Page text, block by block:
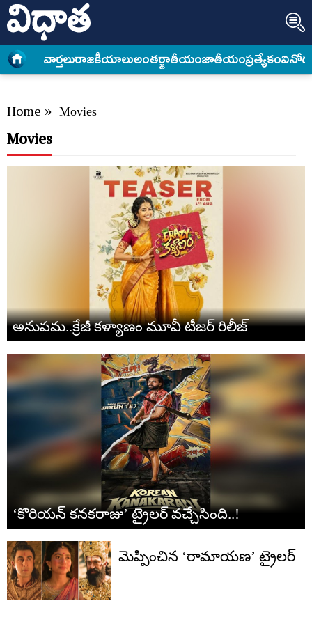
వార్త‌లురాజకీయాలుఅంత‌ర్జాతీయంజాతీయంప్రత్యేకం
Home» Movies
Movies
అనుపమ..క్రేజీ కళ్యాణం మూవీ టీజర్ రిలీజ్
‘కొరియన్ కనకరాజు’ ట్రైలర్ వచ్చేసింది..!
మెప్పించిన ‘రామాయణ’ ట్రైలర్